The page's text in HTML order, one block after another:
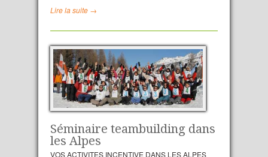
Lire la suite →
Séminaire teambuilding dans
les Alpes
VOS ACTIVITES INCENTIVE DANS LES ALPES